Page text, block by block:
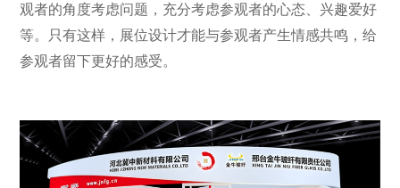
观者的角度考虑问题，充分考虑参观者的心态、兴趣爱好
等。只有这样，展位设计才能与参观者产生情感共鸣，给
参观者留下更好的感受。